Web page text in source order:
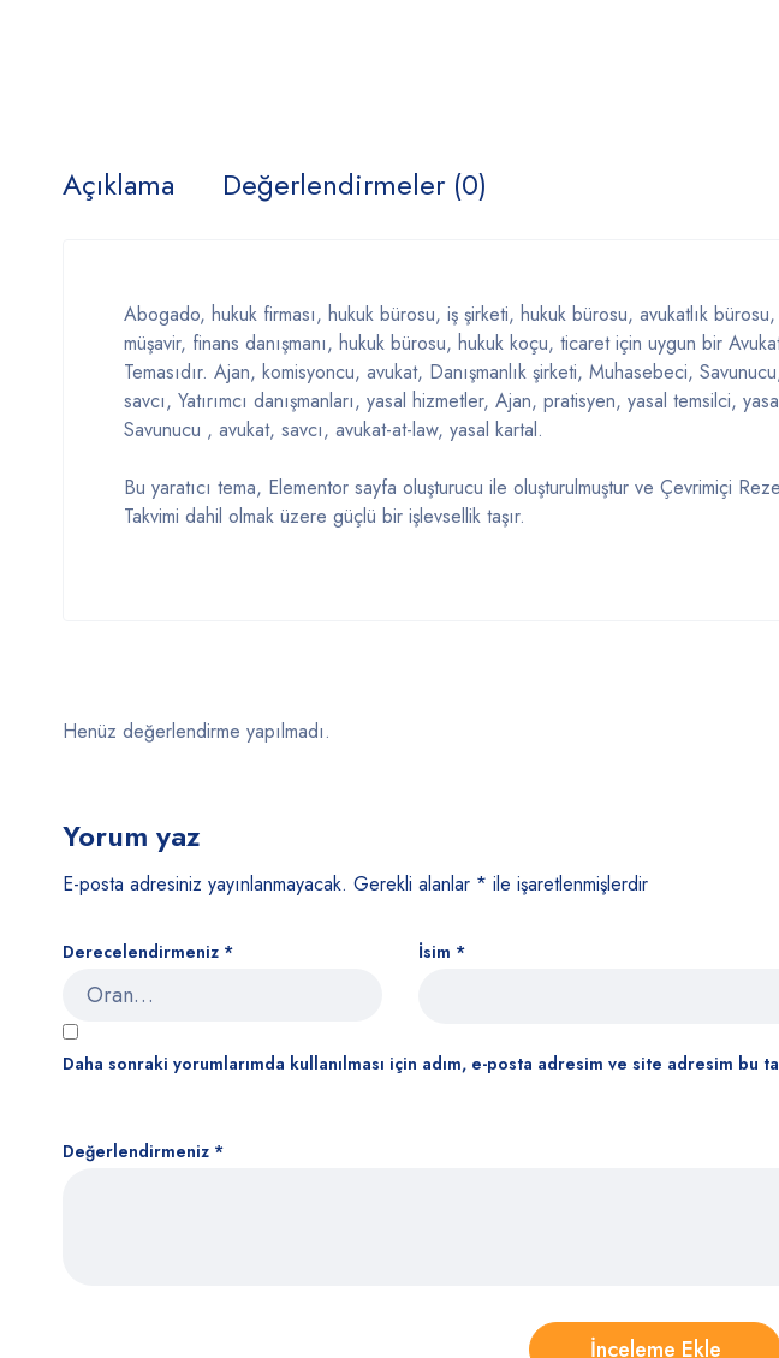
Açıklama Değerlendirmeler (0)
Abogado, hukuk firması, hukuk bürosu, iş şirketi, hukuk bürosu, avukatlık
müşavir, finans danışmanı, hukuk bürosu, hukuk koçu, ticaret için uygun bir
Temasıdır. Ajan, komisyoncu, avukat, Danışmanlık şirketi, Muhasebeci,
savcı, Yatırımcı danışmanları, yasal hizmetler, Ajan, pratisyen, yasal temsilci,
Savunucu , avukat, savcı, avukat-at-law, yasal kartal.
Bu yaratıcı tema, Elementor sayfa oluşturucu ile oluşturulmuştur ve Çevrimiçi
Takvimi dahil olmak üzere güçlü bir işlevsellik taşır.
Henüz değerlendirme yapılmadı.
Yorum yaz
E-posta adresiniz yayınlanmayacak. Gerekli alanlar * ile işaretlenmişlerdir
Derecelendirmeniz *
Değerlendirmeniz *
İsim *
Daha sonraki yorumlarımda kullanılması için adım, e-posta adresim ve site adresim bu